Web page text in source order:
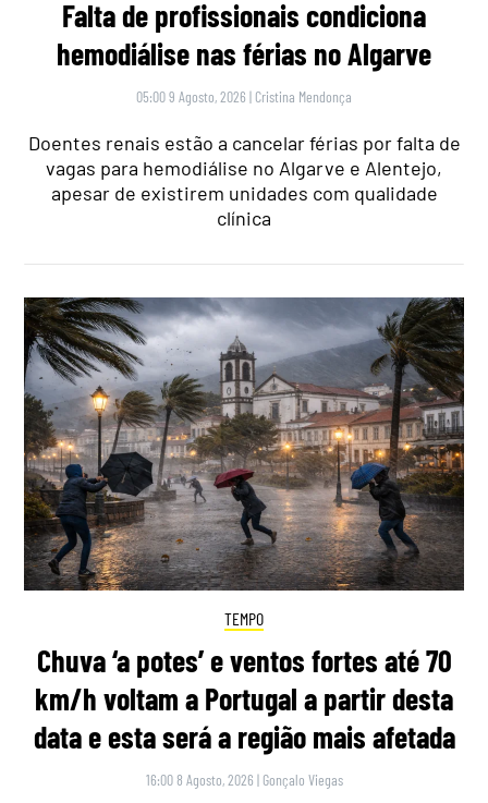
Falta de profissionais condiciona
hemodiálise nas férias no Algarve
05:00 9 Agosto, 2026 | Cristina Mendonça
Doentes renais estão a cancelar férias por falta de
vagas para hemodiálise no Algarve e Alentejo,
apesar de existirem unidades com qualidade
clínica
TEMPO
Chuva ‘a potes’ e ventos fortes até 70
km/h voltam a Portugal a partir desta
data e esta será a região mais afetada
16:00 8 Agosto, 2026 | Gonçalo Viegas